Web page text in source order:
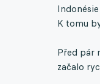
K tomu
Před pár
začalo